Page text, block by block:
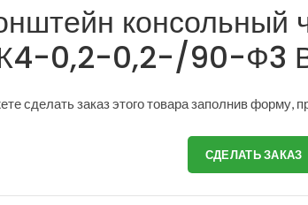
консольный
0,2-0,2-/90-Ф3
сделать заказ этого товара заполнив форму,
СДЕЛАТЬ ЗАКАЗ